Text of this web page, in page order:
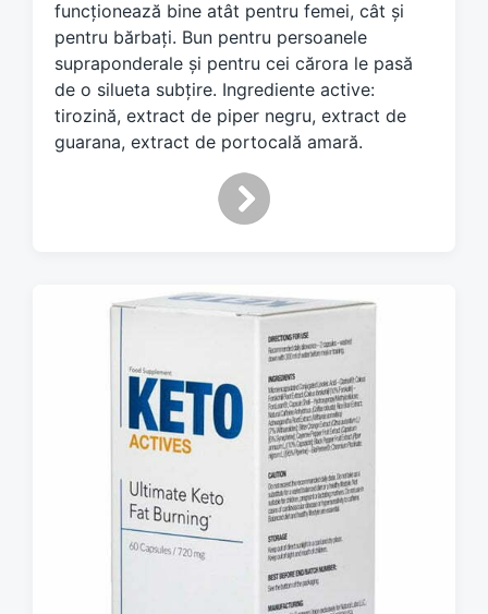
d
w
i
t
h
funcționează bine atât pentru femei, cât și
pentru bărbați. Bun pentru persoanele
supraponderale și pentru cei cărora le pasă
de o silueta subțire. Ingrediente active:
tirozină, extract de piper negru, extract de
guarana, extract de portocală amară.